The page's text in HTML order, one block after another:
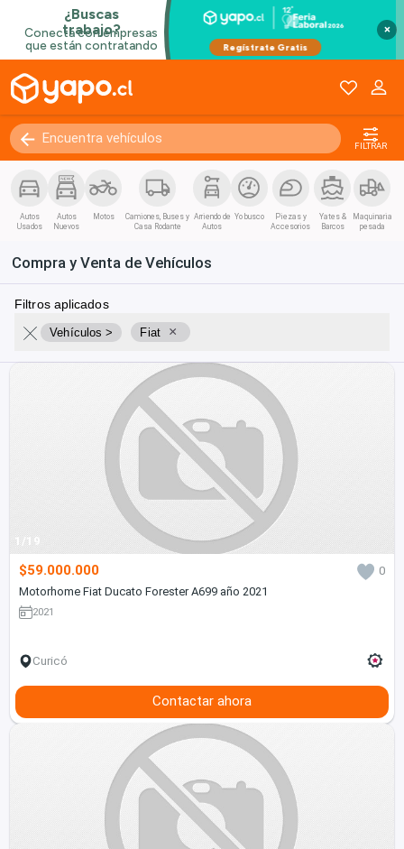
×
FILTRAR
Autos
Usados
Autos
Nuevos
Motos
Camiones, Buses y
Casa Rodante
Arriendo de
Autos
Yo busco
Piezas y
Accesorios
Yates &
Barcos
Maquinaria
pesada
Compra y Venta de Vehículos
Filtros aplicados
Vehículos > Fiat ×
1/19
$59.000.000
0
Motorhome Fiat Ducato Forester A699 año 2021
2021
Curicó
Contactar ahora